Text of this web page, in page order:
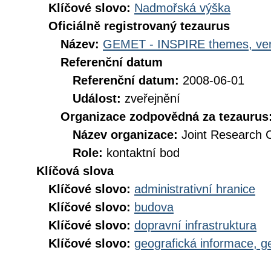
Klíčové slovo: Nadmořská výška
Oficiálně registrovaný tezaurus
Název: GEMET - INSPIRE themes,
Referenční datum
Referenční datum: 2008-06-01
Událost: zveřejnění
Organizace zodpovědná za
Název organizace: Joint Research
Role: kontaktní bod
Klíčová slova
Klíčové slovo: administrativní hranice
Klíčové slovo: budova
Klíčové slovo: dopravní infrastruktura
Klíčové slovo: geografická informace,